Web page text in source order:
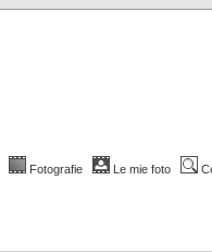
Fotografie Le mie foto